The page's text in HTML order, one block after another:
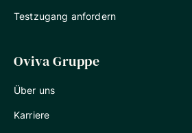
Testzugang anfordern
Oviva Gruppe
Über uns
Karriere